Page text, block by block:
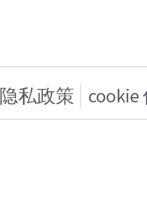
隐私政策 cookie